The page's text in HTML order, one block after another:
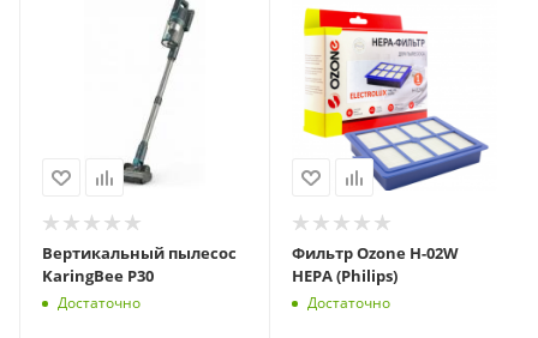
Вертикальный пылесос
KaringBee P30
Достаточно
Фильтр Ozone H-02W
HEPA (Philips)
Достаточно